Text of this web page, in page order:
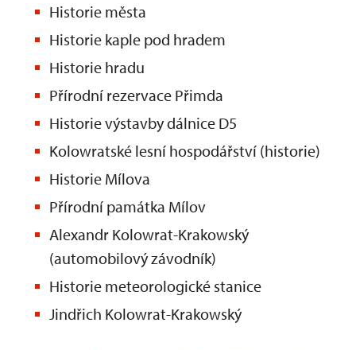
Historie města
Historie kaple pod hradem
Historie hradu
Přírodní rezervace Přimda
Historie výstavby dálnice D5
Kolowratské lesní hospodářství (historie)
Historie Mílova
Přírodní památka Mílov
Alexandr Kolowrat-Krakowský
(automobilový závodník)
Historie meteorologické stanice
Jindřich Kolowrat-Krakowský